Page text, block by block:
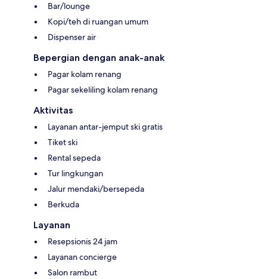
Bar/lounge
Kopi/teh di ruangan umum
Dispenser air
Bepergian dengan anak-anak
Pagar kolam renang
Pagar sekeliling kolam renang
Aktivitas
Layanan antar-jemput ski gratis
Tiket ski
Rental sepeda
Tur lingkungan
Jalur mendaki/bersepeda
Berkuda
Layanan
Resepsionis 24 jam
Layanan concierge
Salon rambut